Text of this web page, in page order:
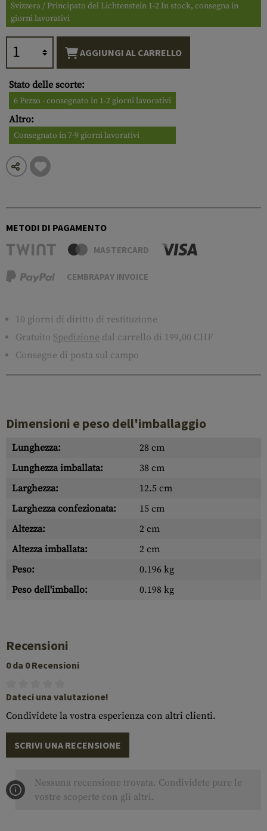
Svizzera / Principato del Lichtenstein 1-2 In stock, consegna in
giorni lavorativi
AGGIUNGI AL CARRELLO
Stato delle scorte:
6 Pezzo - consegnato in 1-2 giorni lavorativi
Altro:
Consegnato in 7-9 giorni lavorativi
METODI DI PAGAMENTO
MASTERCARD
CEMBRAPAY INVOICE
10 giorni di diritto di restituzione
Gratuito Spedizione dal carrello di 199,00 CHF
Consegne di posta sul campo
Dimensioni e peso dell'imballaggio
Lunghezza:
28 cm
Lunghezza imballata:
38 cm
Larghezza:
12.5 cm
Larghezza confezionata:
15 cm
Altezza:
2 cm
Altezza imballata:
2 cm
Peso:
0.196 kg
Peso dell'imballo:
0.198 kg
Recensioni
0 da 0 Recensioni
Dateci una valutazione!
Condividete la vostra esperienza con altri clienti.
SCRIVI UNA RECENSIONE
Nessuna recensione trovata. Condividete pure le
vostre scoperte con gli altri.